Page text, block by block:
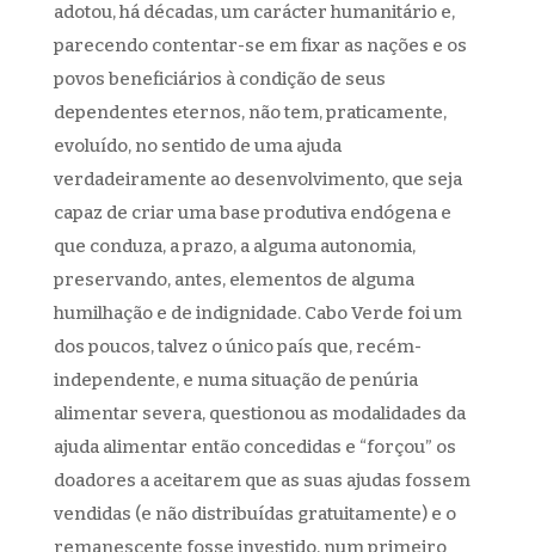
adotou, há décadas, um carácter humanitário e,
parecendo contentar-se em fixar as nações e os
povos beneficiários à condição de seus
dependentes eternos, não tem, praticamente,
evoluído, no sentido de uma ajuda
verdadeiramente ao desenvolvimento, que seja
capaz de criar uma base produtiva endógena e
que conduza, a prazo, a alguma autonomia,
preservando, antes, elementos de alguma
humilhação e de indignidade. Cabo Verde foi um
dos poucos, talvez o único país que, recém-
independente, e numa situação de penúria
alimentar severa, questionou as modalidades da
ajuda alimentar então concedidas e “forçou” os
doadores a aceitarem que as suas ajudas fossem
vendidas (e não distribuídas gratuitamente) e o
remanescente fosse investido, num primeiro